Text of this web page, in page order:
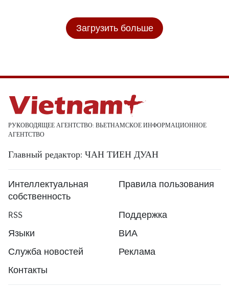
Загрузить больше
РУКОВОДЯЩЕЕ АГЕНТСТВО: ВЬЕТНАМСКОЕ ИНФОРМАЦИОННОЕ
АГЕНТСТВО
Главный редактор: ЧАН ТИЕН ДУАН
Интеллектуальная
собственность
Правила пользования
RSS
Поддержка
Языки
ВИА
Служба новостей
Реклама
Контакты